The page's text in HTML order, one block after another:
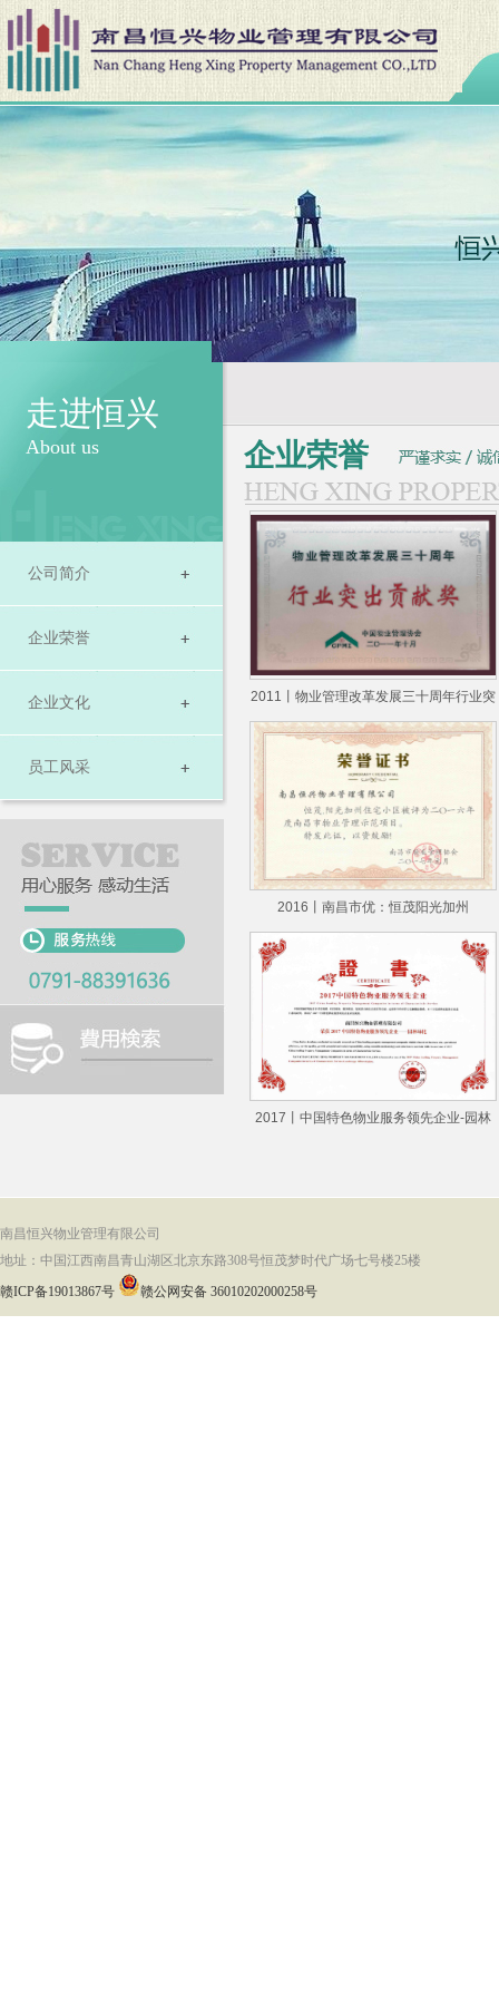
走进恒兴
About us
公司简介
企业荣誉
企业文化
员工风采
企业荣誉
2011丨物业管理改革发展三十周年行业突
2016丨南昌市优：恒茂阳光加州
2017丨中国特色物业服务领先企业-园林
南昌恒兴物业管理有限公司
地址：中国江西南昌青山湖区北京东路308号恒茂梦时代广场七号楼25楼
赣ICP备19013867号
赣公网安备 36010202000258号